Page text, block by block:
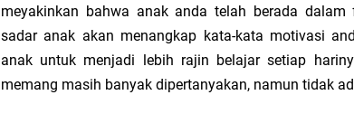
Pelaksanaan Hak dan Kewajiban Warga
Download Buku Guru dan Siswa PPKn
meyakinkan bahwa anak anda telah berada
sadar anak akan menangkap kata-kata motivasi
anak untuk menjadi lebih rajin belajar setiap
memang masih banyak dipertanyakan, namun tidak